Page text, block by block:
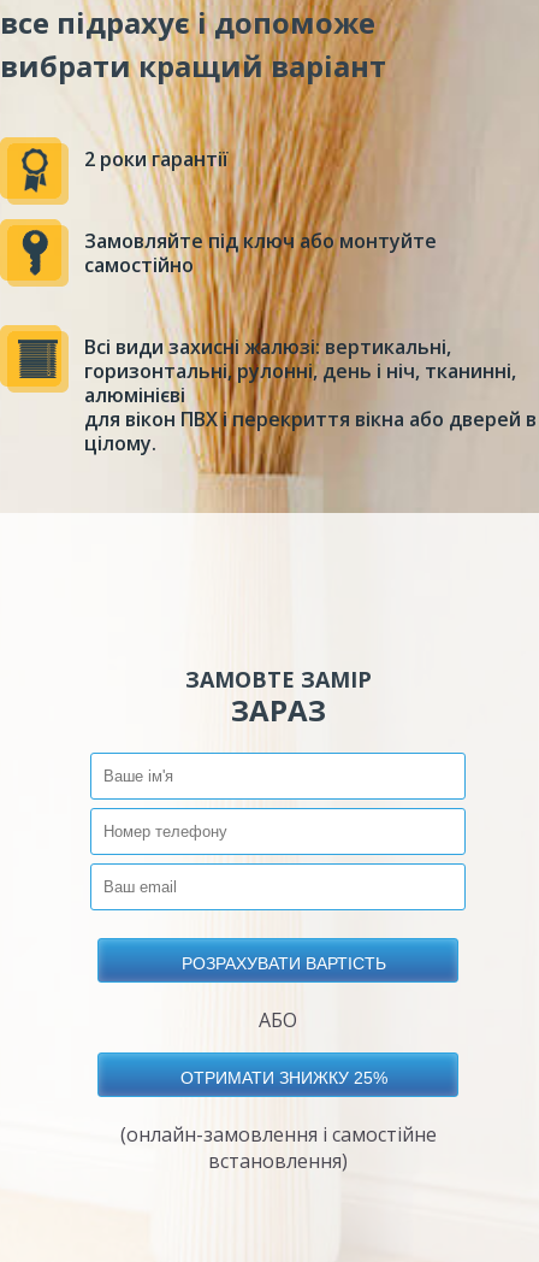
все підрахує і допоможе
вибрати кращий варіант
2 роки гарантії
Замовляйте під ключ або монтуйте
самостійно
Всі види захисні жалюзі: вертикальні,
горизонтальні, рулонні, день і ніч, тканинні,
алюмінієві
для вікон ПВХ і перекриття вікна або дверей в
цілому.
ЗАМОВТЕ ЗАМІР
ЗАРАЗ
АБО
(онлайн-замовлення і самостійне
встановлення)